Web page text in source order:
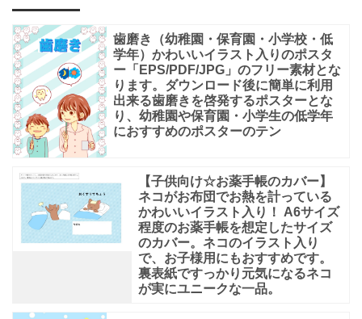
歯磨き（幼稚園・保育園・小学校・低
学年）かわいいイラスト入りのポスタ
ー「EPS/PDF/JPG」のフリー素材とな
ります。ダウンロード後に簡単に利用
出来る歯磨きを啓発するポスターとな
り、幼稚園や保育園・小学生の低学年
におすすめのポスターのテン
【子供向け☆お薬手帳のカバー】
ネコがお布団でお熱を計っている
かわいいイラスト入り！ A6サイズ
程度のお薬手帳を想定したサイズ
のカバー。ネコのイラスト入り
で、お子様用にもおすすめです。
裏表紙ですっかり元気になるネコ
が実にユニークな一品。